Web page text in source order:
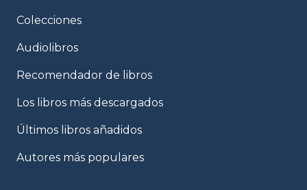
Colecciones
Audiolibros
Recomendador de libros
Los libros más descargados
Últimos libros añadidos
Autores más populares